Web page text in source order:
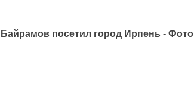
Байрамов посетил город Ирпень - Фото